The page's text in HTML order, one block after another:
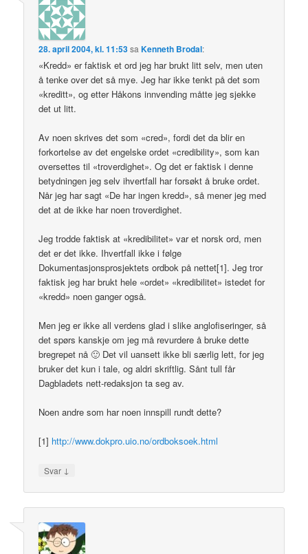
28. april 2004, kl. 11:53sa Kenneth Brodal:
«Kredd» er faktisk et ord jeg har brukt litt selv, men uten
å tenke over det så mye. Jeg har ikke tenkt på det som
«kreditt», og etter Håkons innvending måtte jeg sjekke
det ut litt.
Av noen skrives det som «cred», fordi det da blir en
forkortelse av det engelske ordet «credibility», som kan
oversettes til «troverdighet». Og det er faktisk i denne
betydningen jeg selv ihvertfall har forsøkt å bruke ordet.
Når jeg har sagt «De har ingen kredd», så mener jeg med
det at de ikke har noen troverdighet.
Jeg trodde faktisk at «kredibilitet» var et norsk ord, men
det er det ikke. Ihvertfall ikke i følge
Dokumentasjonsprosjektets ordbok på nettet[1]. Jeg tror
faktisk jeg har brukt hele «ordet» «kredibilitet» istedet for
«kredd» noen ganger også.
Men jeg er ikke all verdens glad i slike anglofiseringer, så
det spørs kanskje om jeg må revurdere å bruke dette
bregrepet nå 🙂 Det vil uansett ikke bli særlig lett, for jeg
bruker det kun i tale, og aldri skriftlig. Sånt tull får
Dagbladets nett-redaksjon ta seg av.
Noen andre som har noen innspill rundt dette?
[1] http://www.dokpro.uio.no/ordboksoek.html
Svar ↓